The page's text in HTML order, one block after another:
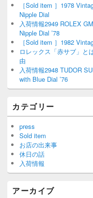
［Sold item ］1978
Nipple Dial
入荷情報2949 ROLEX
Nipple Dial ’78
［Sold item ］1982
ロレックス「赤サブ」と
由
入荷情報2948 TUDOR
with Blue Dial ’76
カテゴリー
press
Sold item
お店の出来事
休日の話
入荷情報
アーカイブ